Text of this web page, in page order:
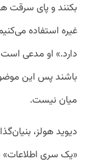
بکنند و پای سرقت
میان نیست.
دیوید هولز،
«یک سری اطلاعات»